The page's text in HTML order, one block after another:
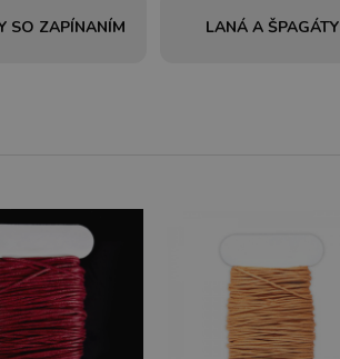
SO ZAPÍNANÍM LANÁ A ŠPAGÁTY